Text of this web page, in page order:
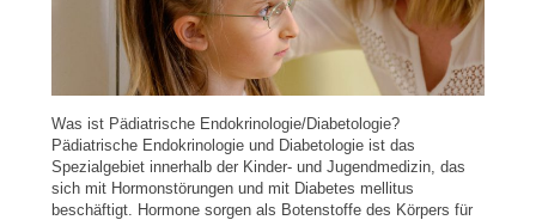
Was ist Pädiatrische Endokrinologie/Diabetologie?
Pädiatrische Endokrinologie und Diabetologie ist das
Spezialgebiet innerhalb der Kinder- und Jugendmedizin, das
sich mit Hormonstörungen und mit Diabetes mellitus
beschäftigt. Hormone sorgen als Botenstoffe des Körpers für